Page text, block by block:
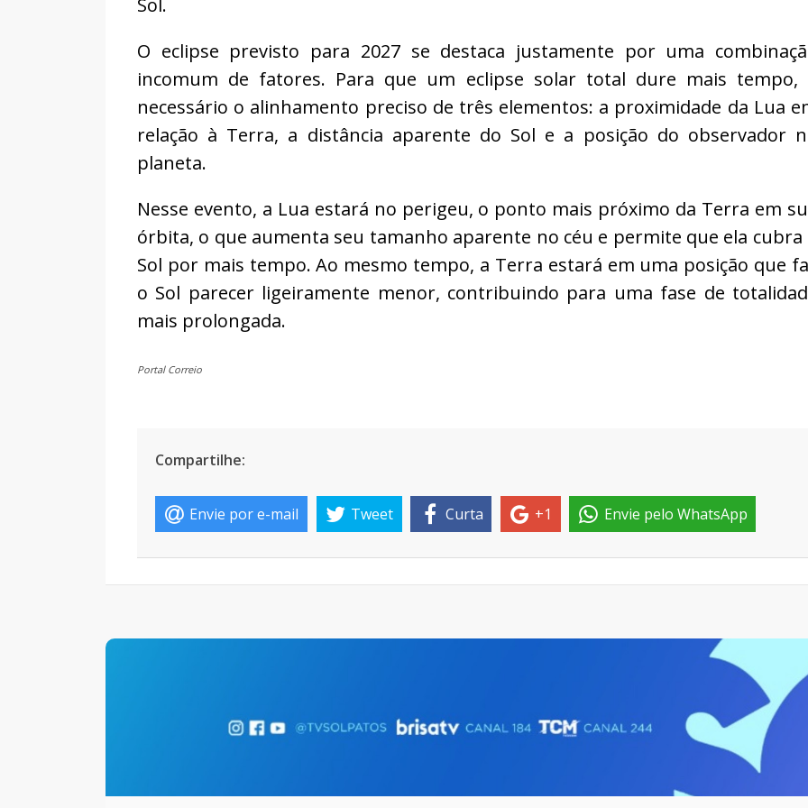
O eclipse previsto para 2027 se destaca justamente por uma
incomum de fatores. Para que um eclipse solar total dure mais tempo,
necessário o alinhamento preciso de três elementos: a proximidade da Lua
relação à Terra, a distância aparente do Sol e a posição do observador
planeta.
Nesse evento, a Lua estará no perigeu, o ponto mais próximo da Terra em
órbita, o que aumenta seu tamanho aparente no céu e permite que ela cubra
Sol por mais tempo. Ao mesmo tempo, a Terra estará em uma posição que
o Sol parecer ligeiramente menor, contribuindo para uma fase de
mais prolongada.
Portal Correio
Compartilhe:
Envie por e-mail Tweet Curta +1 Envie pelo WhatsApp